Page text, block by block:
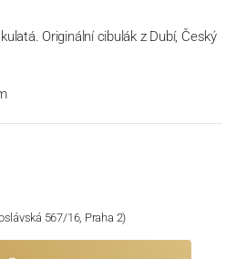
Originální cibulák z Dubí, Český
567/16, Praha 2)